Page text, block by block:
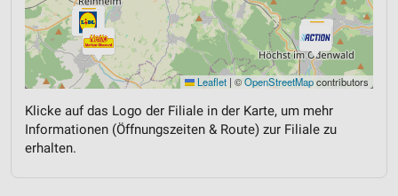
Leaflet | ©OpenStreetMapcontributors
Klicke auf das Logo der Filiale in der Karte, um mehr
Informationen (Öffnungszeiten & Route) zur Filiale zu
erhalten.